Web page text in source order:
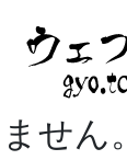
せん。